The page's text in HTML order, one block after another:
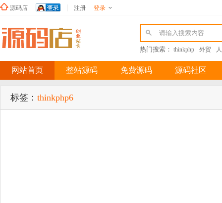
源码店 注册 登录
热门搜索： thinkphp 外贸
网站首页 整站源码 免费源码 源码社区
标签： thinkphp6